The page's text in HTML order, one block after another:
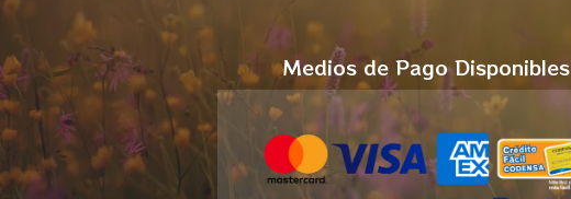
Medios de Pago Disponibles